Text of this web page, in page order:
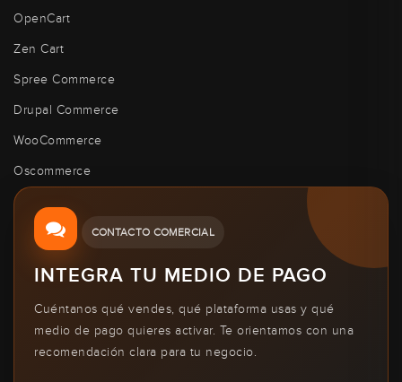
OpenCart
Zen Cart
Spree Commerce
Drupal Commerce
WooCommerce
Oscommerce
CONTACTO COMERCIAL
INTEGRA TU MEDIO DE PAGO
Cuéntanos qué vendes, qué plataforma usas y qué
medio de pago quieres activar. Te orientamos con una
recomendación clara para tu negocio.